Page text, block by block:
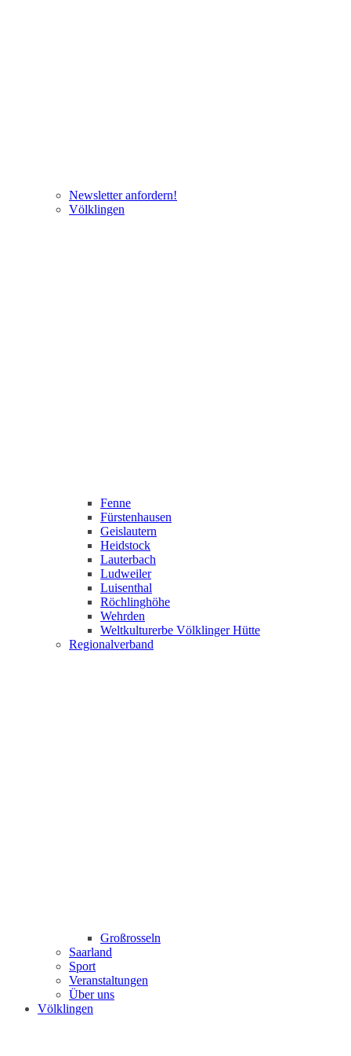
Newsletter anfordern!
Völklingen
Fenne
Fürstenhausen
Geislautern
Heidstock
Lauterbach
Ludweiler
Luisenthal
Röchlinghöhe
Wehrden
Weltkulturerbe Völklinger Hütte
Regionalverband
Großrosseln
Saarland
Sport
Veranstaltungen
Über uns
Völklingen